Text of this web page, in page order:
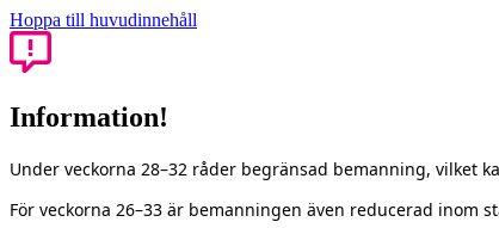
Hoppa till huvudinnehåll
Information!
Under veckorna 28–32 råder begränsad bemanning, vilket
För veckorna 26–33 är bemanningen även reducerad inom